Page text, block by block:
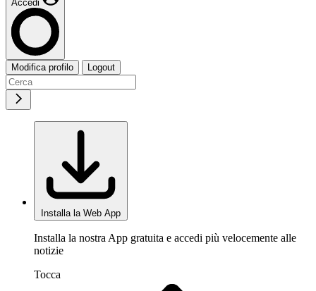
Accedi
Modifica profilo Logout
Installa la Web App
Installa la nostra App gratuita e accedi più velocemente alle
notizie
Tocca